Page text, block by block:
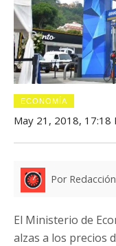
ECONOMÍA
May 21, 2018, 17:18
Por
El Ministerio de
alzas a los precios